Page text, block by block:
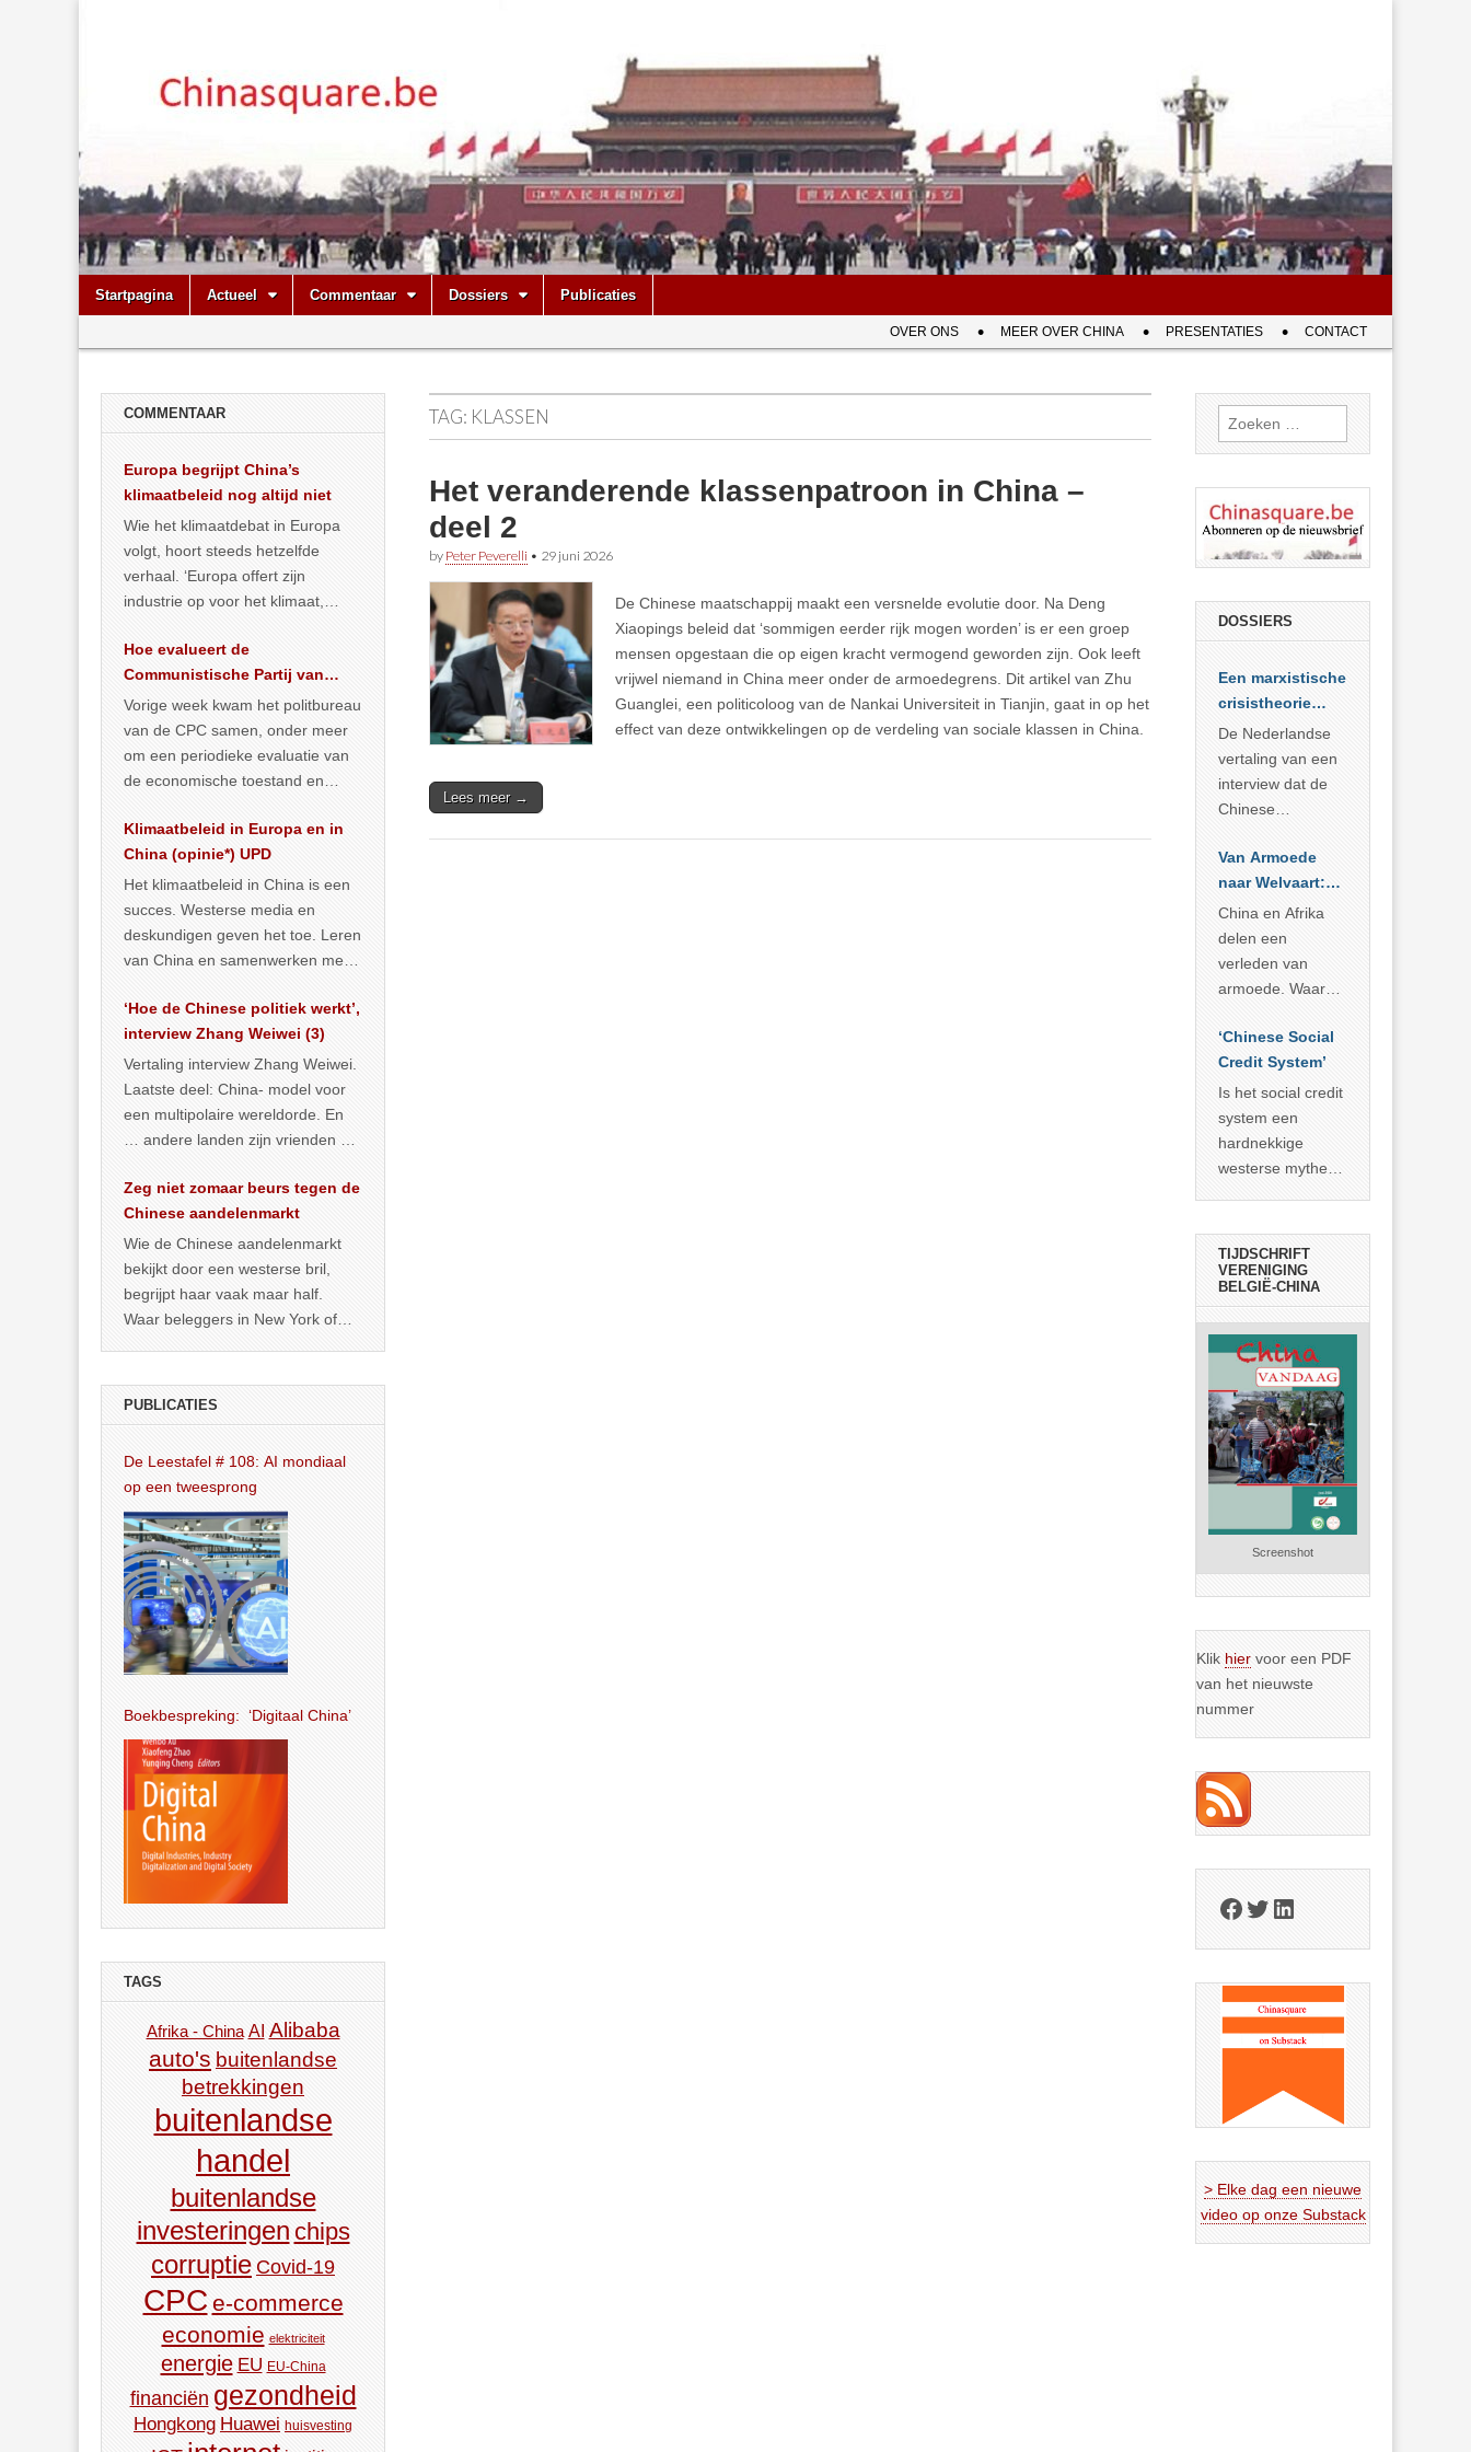
Chinasquare.be
Main
menu
Skip
Startpagina Actueel Commentaar Dossiers Publicaties
menu
OVER ONS MEER OVER CHINA PRESENTATIES CONTACT
TAG: KLASSEN
Het veranderende klassenpatroon in China –
deel 2
by Peter Peverelli • 29 juni 2026
De Chinese maatschappij maakt een versnelde evolutie door. Na Deng
Xiaopings beleid dat ‘sommigen eerder rijk mogen worden’ is er een groep
mensen opgestaan die op eigen kracht vermogend geworden zijn. Ook leeft
vrijwel niemand in China meer onder de armoedegrens. Dit artikel van Zhu
Guanglei, een politicoloog van de Nankai Universiteit in Tianjin, gaat in op het
effect van deze ontwikkelingen op de verdeling van sociale klassen in China.
Lees meer →
COMMENTAAR
Europa begrijpt China’s
klimaatbeleid nog altijd niet
Wie het klimaatdebat in Europa
volgt, hoort steeds hetzelfde
verhaal. ‘Europa offert zijn
industrie op voor het klimaat,
vergroening… >> lees meer
Hoe evalueert de
Communistische Partij van
China de economische
situatie?
Vorige week kwam het politbureau
van de CPC samen, onder meer
om een periodieke evaluatie van
de economische toestand en
publiceerden… >> lees meer
Klimaatbeleid in Europa en in
China (opinie*) UPD
Het klimaatbeleid in China is een
succes. Westerse media en
deskundigen geven het toe. Leren
van China en samenwerken met
… >> lees meer
‘Hoe de Chinese politiek werkt’,
interview Zhang Weiwei (3)
Vertaling interview Zhang Weiwei.
Laatste deel: China- model voor
een multipolaire wereldorde. En
… andere landen zijn vrienden of
Zeg niet zomaar beurs tegen de
Chinese aandelenmarkt
Wie de Chinese aandelenmarkt
bekijkt door een westerse bril,
begrijpt haar vaak maar half.
Waar beleggers in New York of
PUBLICATIES
De Leestafel # 108: AI mondiaal
op een tweesprong
Boekbespreking: ‘Digitaal China’
TAGS
Afrika - China AI Alibaba
auto's buitenlandse
betrekkingen
buitenlandse
handel
buitenlandse
investeringen chips
corruptie Covid-19
CPC e-commerce
economie elektriciteit
energie EU EU-China
financiën gezondheid
Hongkong Huawei huisvesting
Zoeken
naar:
DOSSIERS
Een marxistische
crisistheorie
voor vandaag
De Nederlandse
vertaling van een
interview dat de
Chinese
Sociale
Wetenschappen
afnam van de
Britse
marxistische
econoom Michael
zien dat
… >> lees meer
Van Armoede
naar Welvaart:
Wat Afrika kan
leren van
China’s
economisch
China en Afrika
delen een
verleden van
armoede. Waar
voorbije veertig
jaar in slaagde
meer dan 800
miljoen mensen
uit de armoede
… >> lees meer
‘Chinese Social
Credit System’
Is het social credit
system een
hardnekkige
westerse mythe of
TIJDSCHRIFT
VERENIGING
BELGIË-CHINA
Screenshot
Klik hier voor een PDF
van het nieuwste
nummer
Facebook
Twitter
LinkedIn
> Elke dag een nieuwe
video op onze Substack